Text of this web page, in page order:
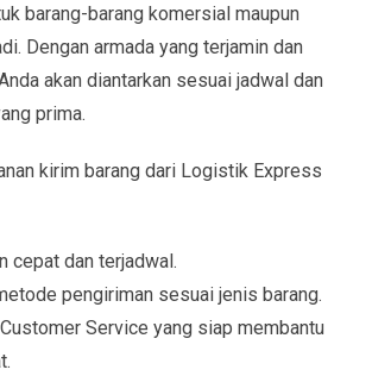
barang-barang komersial maupun
Dengan armada yang terjamin dan
akan diantarkan sesuai jadwal dan
prima.
kirim barang dari Logistik Express
cepat dan terjadwal.
pengiriman sesuai jenis barang.
Service yang siap membantu